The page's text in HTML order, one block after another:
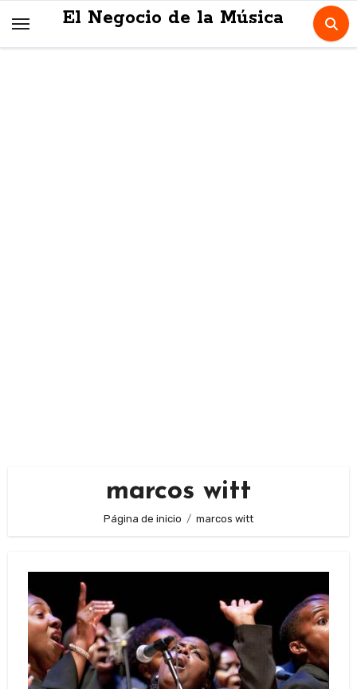
El Negocio de la Música
marcos witt
Página de inicio marcos witt